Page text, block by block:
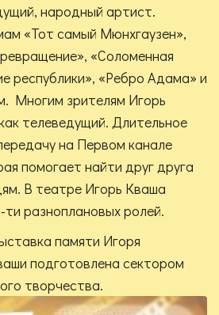
народный артист.
«Тот самый Мюнхгаузен»,
«Соломенная
республики», «Ребро Адама» и
Многим зрителям Игорь
телеведущий. Длительное
на Первом канале
помогает найти друг друга
В театре Игорь Кваша
разноплановых ролей.
памяти Игоря
подготовлена сектором
творчества.